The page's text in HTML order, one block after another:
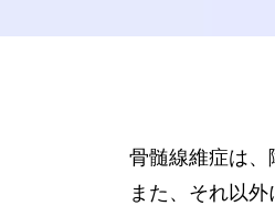
骨髄線維症は
また、それ以